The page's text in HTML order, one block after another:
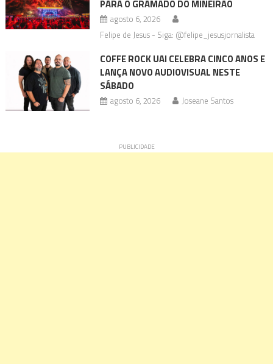
PARA O GRAMADO DO MINEIRÃO
agosto 6, 2026
Felipe de Jesus - Siga: @felipe_jesusjornalista
COFFE ROCK UAI CELEBRA CINCO ANOS E
LANÇA NOVO AUDIOVISUAL NESTE
SÁBADO
agosto 6, 2026 Joseane Santos